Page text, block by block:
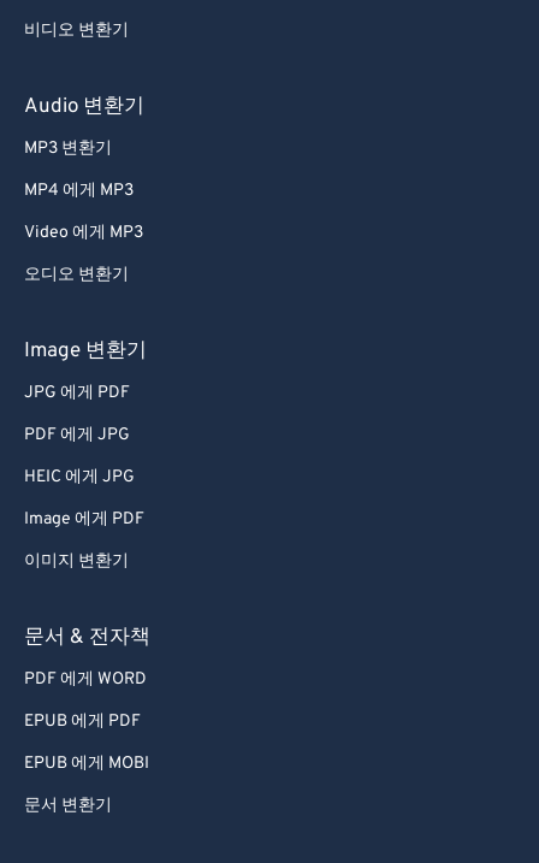
비디오 변환기
Audio 변환기
MP3 변환기
MP4 에게 MP3
Video 에게 MP3
오디오 변환기
Image 변환기
JPG 에게 PDF
PDF 에게 JPG
HEIC 에게 JPG
Image 에게 PDF
이미지 변환기
문서 & 전자책
PDF 에게 WORD
EPUB 에게 PDF
EPUB 에게 MOBI
문서 변환기